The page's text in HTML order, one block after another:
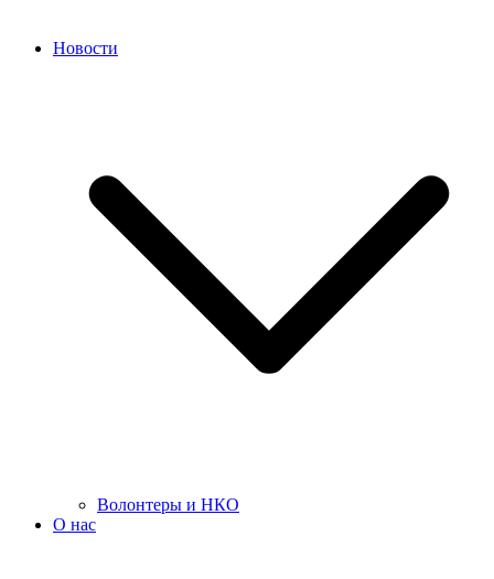
Новости
Волонтеры и НКО
О нас